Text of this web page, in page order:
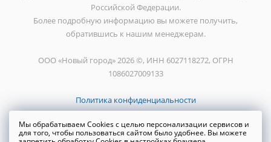
Российской Федерации.
Более подробную информацию вы можете получить,
обратившись к нашим менеджерам.
ООО «Новый город» 2026 ©, ИНН 6027118272, ОГРН
1086027009133
Политика конфиденциальности
Мы обрабатываем Cookies с целью персонализации сервисов и
для того, чтобы пользоваться сайтом было удобнее. Вы можете